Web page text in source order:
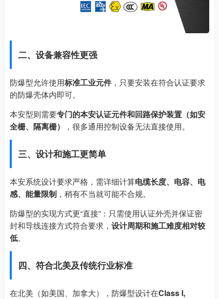
二、设备兼容性更强
防爆型允许使用标准工业元件，只要安装在符合认证要求
的防爆壳体内即可。
本安型则需要专门的本安认证元件和回路保护装置（如安
全栅、隔离栅）
，很多通用控制设备无法直接使用。
三、设计和施工更简单
本安系统设计要求严格，需详细计算电缆长度、电容、电
感、能量限制 ，稍有不当就可能不合规。
防爆型的实现方式更“直接”：只需使用认证外壳并保证密
封和导线连接方式符合要求， 设计周期和施工难度相对较
低。
四、符合北美及传统行业标准
在北美（如美国、加拿大），防爆型设计在Class I,